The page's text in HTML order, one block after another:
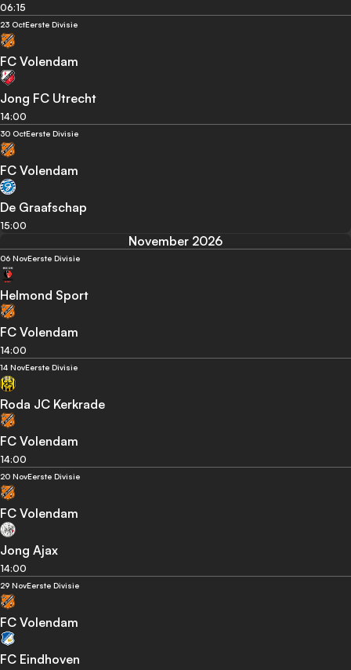
06:15
23 OctEerste Divisie
FC Volendam
Jong FC Utrecht
14:00
30 OctEerste Divisie
FC Volendam
De Graafschap
15:00
November 2026
06 NovEerste Divisie
Helmond Sport
FC Volendam
14:00
14 NovEerste Divisie
Roda JC Kerkrade
FC Volendam
14:00
20 NovEerste Divisie
FC Volendam
Jong Ajax
14:00
29 NovEerste Divisie
FC Volendam
FC Eindhoven